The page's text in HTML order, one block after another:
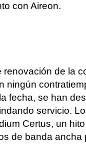
con Aireon.
de la
ningún
fecha, se han
servicio.
Certus, un
de banda ancha